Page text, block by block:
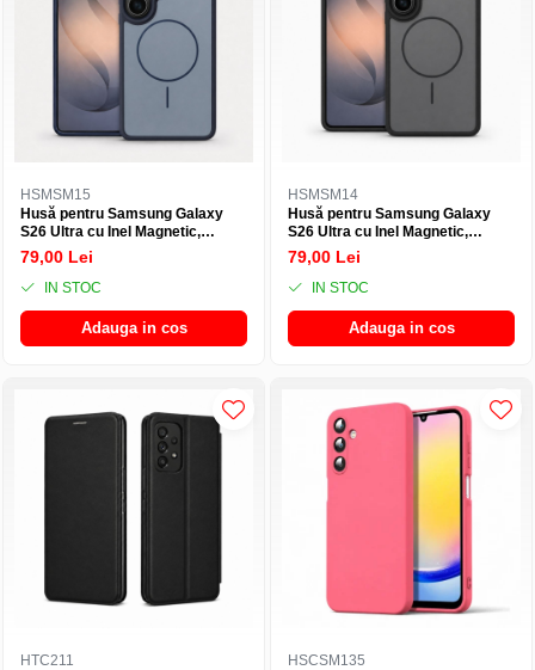
HSMSM15
Husă pentru Samsung Galaxy
S26 Ultra cu Inel Magnetic,
Protecție Antisoc
79,00 Lei
IN STOC
Adauga in cos
HSMSM14
Husă pentru Samsung Galaxy
S26 Ultra cu Inel Magnetic,
Protecție Antisoc
79,00 Lei
IN STOC
Adauga in cos
HTC211
HSCSM135